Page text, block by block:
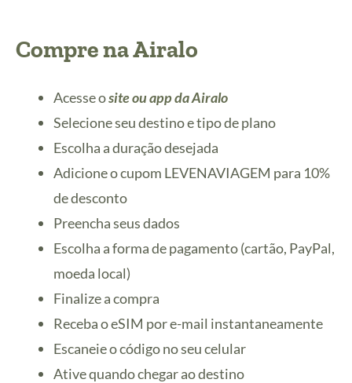
Compre na Airalo
Acesse osite ou app da Airalo
Selecione seu destino e tipo de plano
Escolha a duração desejada
Adicione o cupom LEVENAVIAGEM para 10%
de desconto
Preencha seus dados
Escolha a forma de pagamento (cartão, PayPal,
moeda local)
Finalize a compra
Receba o eSIM por e-mail instantaneamente
Escaneie o código no seu celular
Ative quando chegar ao destino